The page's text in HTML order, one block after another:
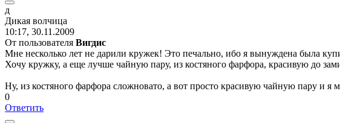
д
Дикая волчица
10:17, 30.11.2009
От пользователя Вигдис
Мне несколько лет не дарили кружек! Это печально, ибо я вынуждена была
Хочу кружку, а еще лучше чайную пару, из костяного фарфора, красивую до
Ну, из костяного фарфора сложновато, а вот просто красивую чайную пару и
0
Ответить